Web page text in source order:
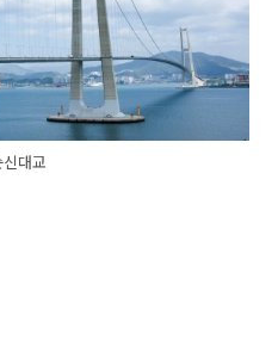
대교